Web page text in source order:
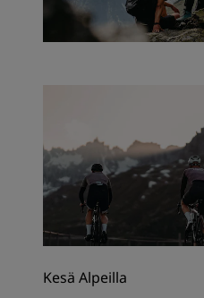
Kesä Alpeilla